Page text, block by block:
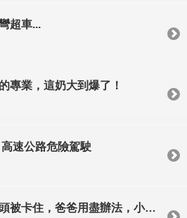
超車...
專業，這奶大到爆了！
速公路危險駕駛
頑皮小男孩頭被卡住，爸爸用盡辦法，小男孩突然想到...